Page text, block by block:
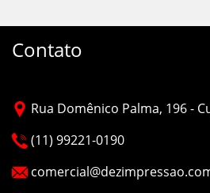
Contato
Rua Domênico Palma, 196 -
(11) 99221-0190